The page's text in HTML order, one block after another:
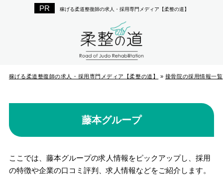
稼げる柔道整復師の求人・採用専門メディア【柔整の道】
稼げる柔道整復師の求人・採用専門メディア【柔整の道】 » 接骨院の採用情報一覧
藤本グループ
ここでは、藤本グループの求人情報をピックアップし、採用
の特徴や企業の口コミ評判、求人情報などをご紹介します。